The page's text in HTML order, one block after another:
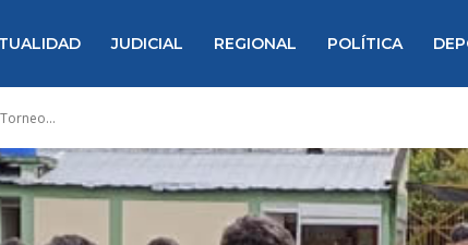
JUDICIAL REGIONAL POLÍTICA